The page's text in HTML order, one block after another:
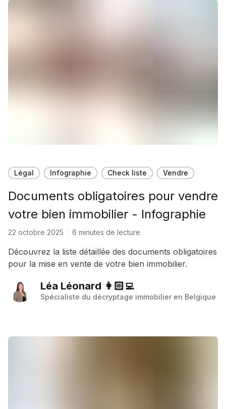
Légal Infographie Check liste Vendre
Documents obligatoires pour vendre
votre bien immobilier - Infographie
22 octobre 2025 6 minutes de lecture
Découvrez la liste détaillée des documents obligatoires
pour la mise en vente de votre bien immobilier.
Léa Léonard 👩🏻‍💻
Spécialiste du décryptage immobilier en Belgique